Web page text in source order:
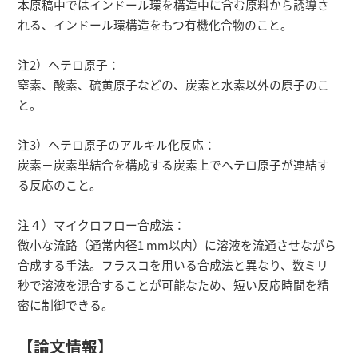
本原稿中ではインドール環を構造中に含む原料から誘導さ
れる、インドール環構造をもつ有機化合物のこと。
注2）ヘテロ原子：
窒素、酸素、硫黄原子などの、炭素と水素以外の原子のこ
と。
注3）ヘテロ原子のアルキル化反応：
炭素－炭素単結合を構成する炭素上でヘテロ原子が連結す
る反応のこと。
注４）マイクロフロー合成法：
微小な流路（通常内径1 mm以内）に溶液を流通させながら
合成する手法。フラスコを用いる合成法と異なり、数ミリ
秒で溶液を混合することが可能なため、短い反応時間を精
密に制御できる。
【論文情報】